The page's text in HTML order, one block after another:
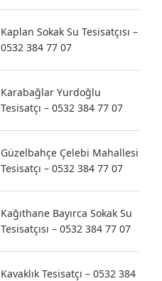
Kaplan Sokak Su Tesisatçısı –
0532 384 77 07
Karabağlar Yurdoğlu
Tesisatçı – 0532 384 77 07
Güzelbahçe Çelebi Mahallesi
Tesisatçı – 0532 384 77 07
Kağıthane Bayırca Sokak Su
Tesisatçısı – 0532 384 77 07
Kavaklık Tesisatçı – 0532 384